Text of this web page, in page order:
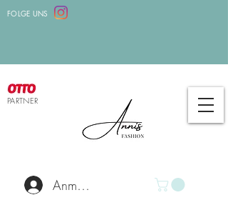
FOLGE UNS
PARTNER
Anmelden